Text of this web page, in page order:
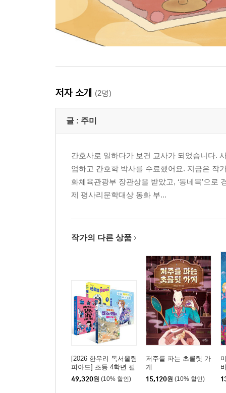
저자 소개 (2명)
글 : 주미
간호사로 일하다가 보건 교사가 되었습니다.
업하고 간호학 박사를 수료했어요. 지금은 작
화체육관광부 장관상을 받았고, ‘동네북’으로
제 평사리문학대상 동화 부...
작가의 다른 상품
[2026 한우리 독서올림
피아드] 초등 4학년 필
독서 세트
49,320원 (10% 할인)
저주를 파는 초콜릿 가
게
15,120원 (10% 할인)